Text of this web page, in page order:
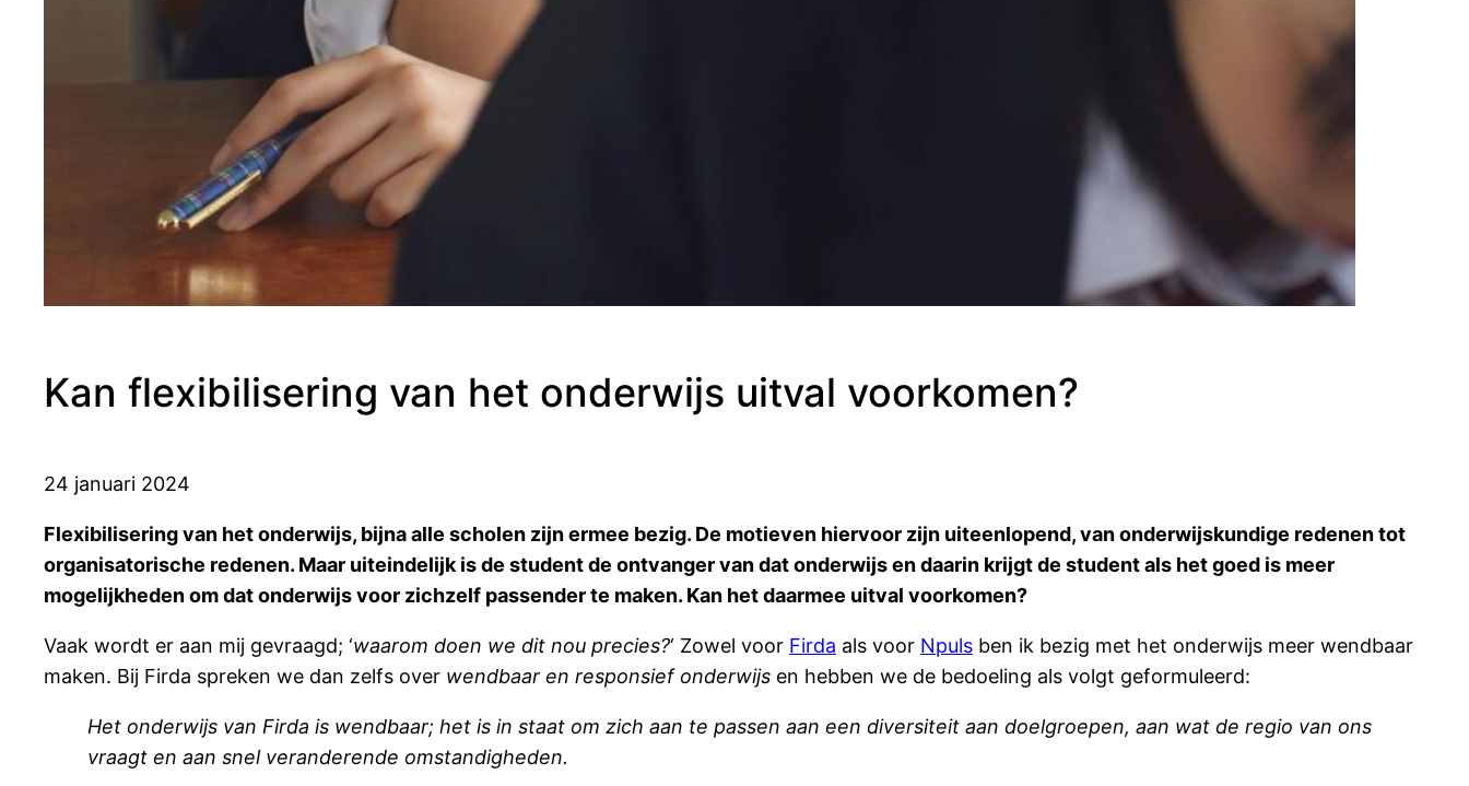
Kan flexibilisering van het onderwijs uitval voorkomen?
24 januari 2024
Flexibilisering van het onderwijs, bijna alle scholen zijn ermee bezig. De motieven hiervoor zijn uiteenlopend, van onderwijskundige redenen tot
organisatorische redenen. Maar uiteindelijk is de student de ontvanger van dat onderwijs en daarin krijgt de student als het goed is meer
mogelijkheden om dat onderwijs voor zichzelf passender te maken. Kan het daarmee uitval voorkomen?
Vaak wordt er aan mij gevraagd; ‘waarom doen we dit nou precies?‘ Zowel voor Firda als voor Npuls ben ik bezig met het onderwijs meer wendbaar
maken. Bij Firda spreken we dan zelfs over wendbaar en responsief onderwijs en hebben we de bedoeling als volgt geformuleerd:
Het onderwijs van Firda is wendbaar; het is in staat om zich aan te passen aan een diversiteit aan doelgroepen, aan wat de regio van ons
vraagt en aan snel veranderende omstandigheden.